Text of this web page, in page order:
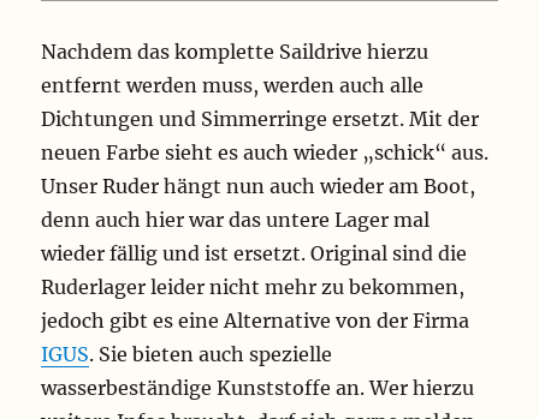
Nachdem das komplette Saildrive hierzu
entfernt werden muss, werden auch alle
Dichtungen und Simmerringe ersetzt. Mit der
neuen Farbe sieht es auch wieder „schick“ aus.
Unser Ruder hängt nun auch wieder am Boot,
denn auch hier war das untere Lager mal
wieder fällig und ist ersetzt. Original sind die
Ruderlager leider nicht mehr zu bekommen,
jedoch gibt es eine Alternative von der Firma
IGUS. Sie bieten auch spezielle
wasserbeständige Kunststoffe an. Wer hierzu